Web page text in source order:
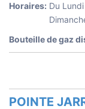
Horaires: Du
Bouteille de gaz
POINTE